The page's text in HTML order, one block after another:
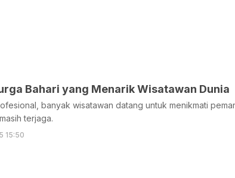
Bahari yang Menarik Wisatawan Dunia
banyak wisatawan datang untuk menikmati
terjaga.
15:50